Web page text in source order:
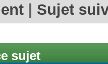
Sujet
sujet